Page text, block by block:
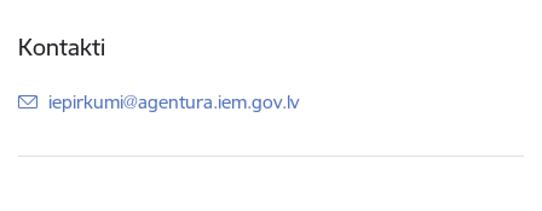
Kontakti
E-pasts:
iepirkumi@agentura.iem.gov.lv